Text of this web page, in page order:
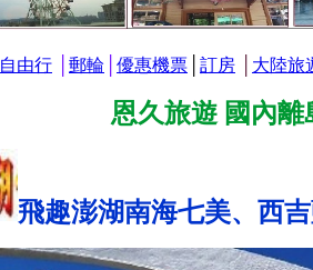
自由行 郵輪 優惠機票 訂房 大陸旅
恩久旅遊 國內離
飛趣澎湖南海七美、西